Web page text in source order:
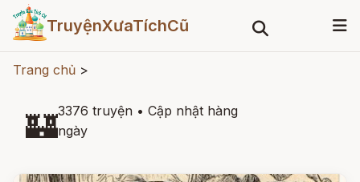
TruyệnXưaTíchCũ
Trang chủ >
🏰3376 truyện • Cập nhật hàng
ngày